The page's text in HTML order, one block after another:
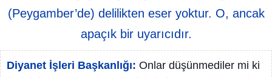
(Peygamber’de) delilikten eser yoktur. O, ancak
apaçık bir uyarıcıdır.
Diyanet İşleri Başkanlığı: Onlar düşünmediler mi ki